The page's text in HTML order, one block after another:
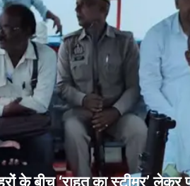
के बीच ‘राहत का स्टीमर’ लेकर